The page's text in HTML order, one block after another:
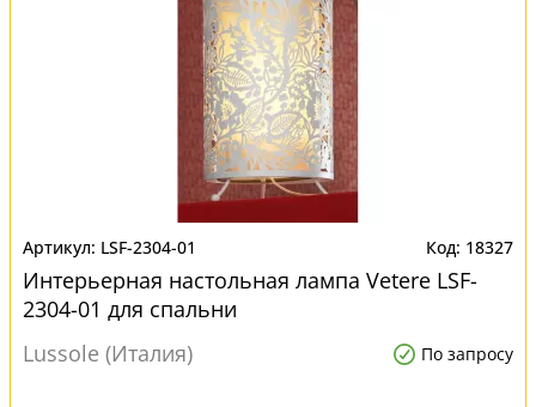
LSF-2304-01 18327
Интерьерная настольная лампа Vetere LSF-
2304-01 для спальни
Lussole (Италия)
По запросу